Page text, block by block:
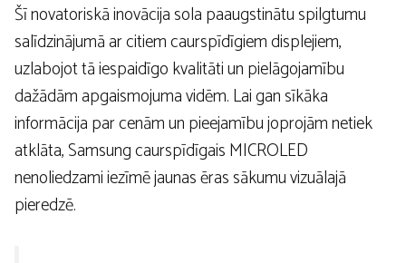
Šī novatoriskā inovācija sola paaugstinātu spilgtumu
salīdzinājumā ar citiem caurspīdīgiem displejiem,
uzlabojot tā iespaidīgo kvalitāti un pielāgojamību
dažādām apgaismojuma vidēm. Lai gan sīkāka
informācija par cenām un pieejamību joprojām netiek
atklāta, Samsung caurspīdīgais MICROLED
nenoliedzami iezīmē jaunas ēras sākumu vizuālajā
pieredzē.